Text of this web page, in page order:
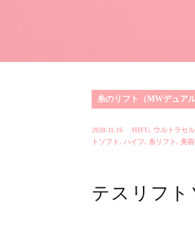
糸のリフト（MWデュアル
2020.11.16 HIFU, ウルトラセ
トソフト, ハイフ, 糸リフト, 美
テスリフト